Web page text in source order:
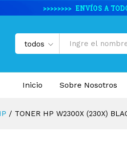
todos
Inicio Sobre Nosotros
/ TONER HP W2300X (230X)
producto Especificaciones